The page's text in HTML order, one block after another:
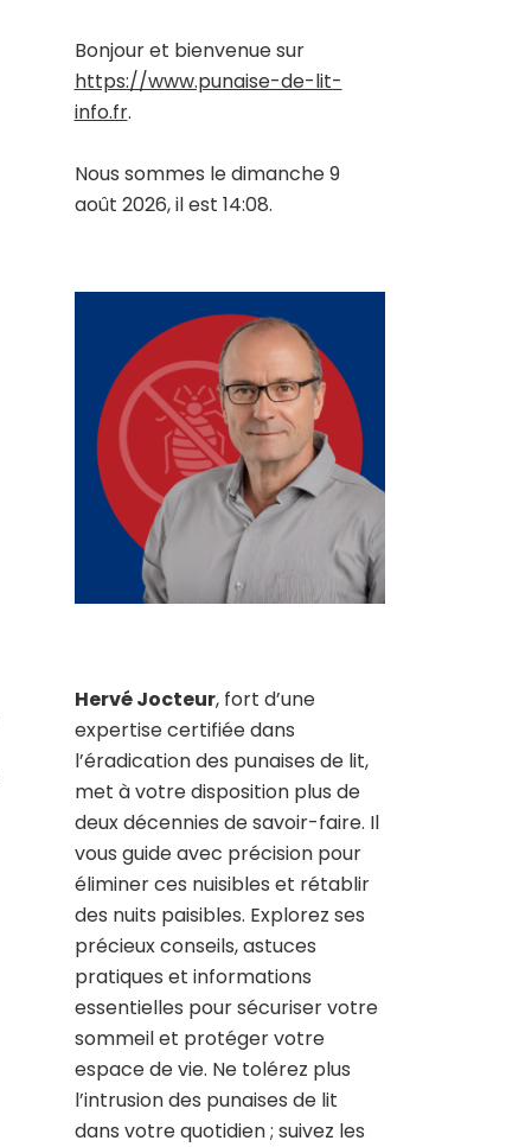
Bonjour et bienvenue sur
https://www.punaise-de-lit-
info.fr.
Nous sommes le dimanche 9
août 2026, il est 14:08.
Hervé Jocteur, fort d’une
expertise certifiée dans
l’éradication des punaises de lit,
met à votre disposition plus de
deux décennies de savoir-faire. Il
vous guide avec précision pour
éliminer ces nuisibles et rétablir
des nuits paisibles. Explorez ses
précieux conseils, astuces
pratiques et informations
essentielles pour sécuriser votre
sommeil et protéger votre
espace de vie. Ne tolérez plus
l’intrusion des punaises de lit
dans votre quotidien ; suivez les